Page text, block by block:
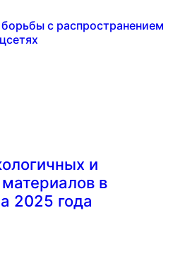
с распространением
и
в
2025 года